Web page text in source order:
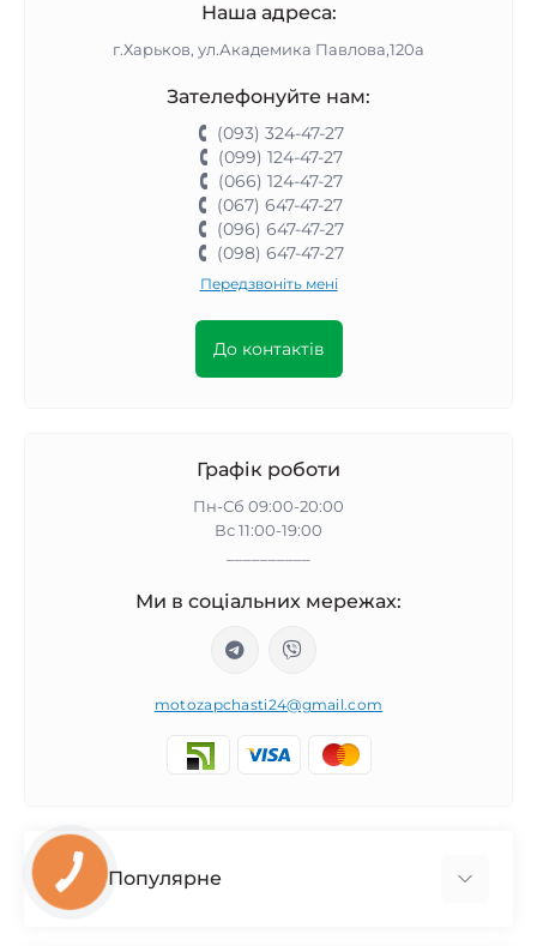
Наша адреса:
г.Харьков, ул.Академика Павлова,120а
Зателефонуйте нам:
(093) 324-47-27
(099) 124-47-27
(066) 124-47-27
(067) 647-47-27
(096) 647-47-27
(098) 647-47-27
Передзвоніть мені
До контактів
Графік роботи
Пн-Сб 09:00-20:00
Вс 11:00-19:00
Ми в соціальних мережах:
motozapchasti24@gmail.com
Популярне